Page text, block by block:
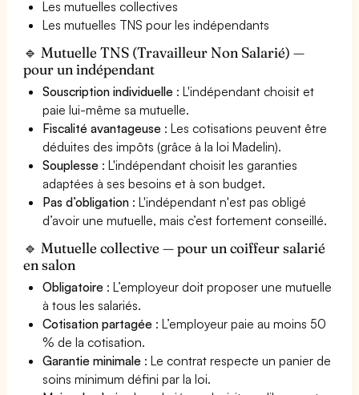
Les mutuelles collectives
Les mutuelles TNS pour les indépendants
🔹 Mutuelle TNS (Travailleur Non Salarié) —
pour un indépendant
Souscription individuelle : L'indépendant choisit et
paie lui-même sa mutuelle.
Fiscalité avantageuse : Les cotisations peuvent être
déduites des impôts (grâce à la loi Madelin).
Souplesse : L'indépendant choisit les garanties
adaptées à ses besoins et à son budget.
Pas d’obligation : L'indépendant n'est pas obligé
d’avoir une mutuelle, mais c’est fortement conseillé.
🔹 Mutuelle collective — pour un coiffeur salarié
en salon
Obligatoire : L’employeur doit proposer une mutuelle
à tous les salariés.
Cotisation partagée : L’employeur paie au moins 50
% de la cotisation.
Garantie minimale : Le contrat respecte un panier de
soins minimum défini par la loi.